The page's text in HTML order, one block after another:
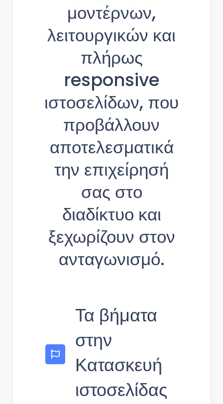
μοντέρνων,
λειτουργικών και
πλήρως
responsive
ιστοσελίδων, που
προβάλλουν
αποτελεσματικά
την επιχείρησή
σας στο
διαδίκτυο και
ξεχωρίζουν στον
ανταγωνισμό.
Τα βήματα
στην
Κατασκευή
ιστοσελίδας